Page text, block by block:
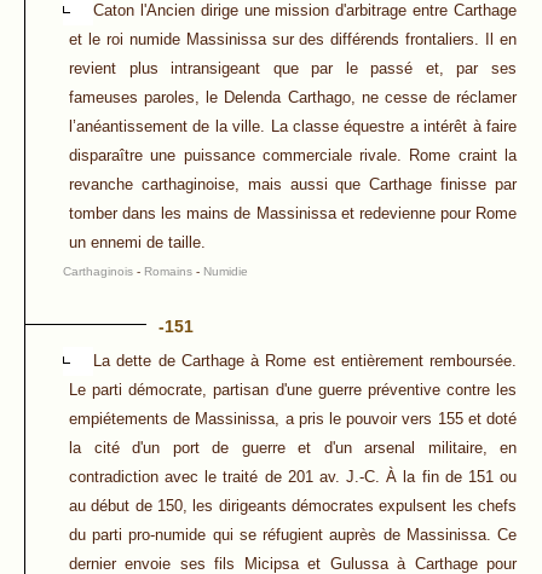
Caton l'Ancien dirige une mission d'arbitrage entre Carthage
et le roi numide Massinissa sur des différends frontaliers. Il en
revient plus intransigeant que par le passé et, par ses
fameuses paroles, le Delenda Carthago, ne cesse de réclamer
l’anéantissement de la ville. La classe équestre a intérêt à faire
disparaître une puissance commerciale rivale. Rome craint la
revanche carthaginoise, mais aussi que Carthage finisse par
tomber dans les mains de Massinissa et redevienne pour Rome
un ennemi de taille.
Carthaginois - Romains - Numidie
-151
La dette de Carthage à Rome est entièrement remboursée.
Le parti démocrate, partisan d'une guerre préventive contre les
empiétements de Massinissa, a pris le pouvoir vers 155 et doté
la cité d'un port de guerre et d'un arsenal militaire, en
contradiction avec le traité de 201 av. J.-C. À la fin de 151 ou
au début de 150, les dirigeants démocrates expulsent les chefs
du parti pro-numide qui se réfugient auprès de Massinissa. Ce
dernier envoie ses fils Micipsa et Gulussa à Carthage pour